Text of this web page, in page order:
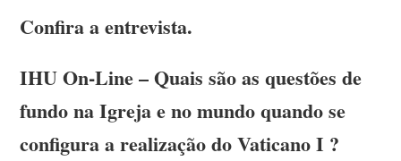
Confira a entrevista.
IHU On-Line – Quais são as questões de
fundo na Igreja e no mundo quando se
configura a realização do Vaticano I ?